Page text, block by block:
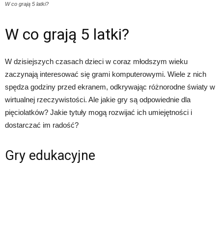
W co grają 5 latki?
W co grają 5 latki?
W dzisiejszych czasach dzieci w coraz młodszym wieku
zaczynają interesować się grami komputerowymi. Wiele z nich
spędza godziny przed ekranem, odkrywając różnorodne światy w
wirtualnej rzeczywistości. Ale jakie gry są odpowiednie dla
pięciolatków? Jakie tytuły mogą rozwijać ich umiejętności i
dostarczać im radość?
Gry edukacyjne